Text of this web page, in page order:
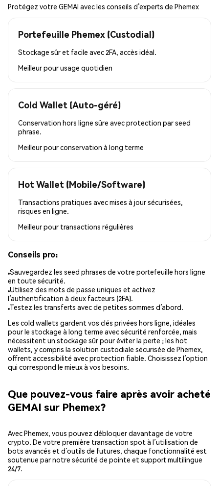
Protégez votre GEMAI avec les conseils d’experts de Phemex
Portefeuille Phemex (Custodial)
Stockage sûr et facile avec 2FA, accès idéal.
Meilleur pourusage quotidien
Cold Wallet (Auto-géré)
Conservation hors ligne sûre avec protection par seed
phrase.
Meilleur pourconservation à long terme
Hot Wallet (Mobile/Software)
Transactions pratiques avec mises à jour sécurisées,
risques en ligne.
Meilleur pour transactions régulières
Conseils pro:
Sauvegardez les seed phrases de votre portefeuille hors ligne
en toute sécurité.
Utilisez des mots de passe uniques et activez
l’authentification à deux facteurs (2FA).
Testez les transferts avec de petites sommes d’abord.
Les cold wallets gardent vos clés privées hors ligne, idéales
pour le stockage à long terme avec sécurité renforcée, mais
nécessitent un stockage sûr pour éviter la perte ; les hot
wallets, y compris la solution custodiale sécurisée de Phemex,
offrent accessibilité avec protection fiable. Choisissez l’option
qui correspond le mieux à vos besoins.
Que pouvez-vous faire après avoir acheté
GEMAI sur Phemex?
Avec Phemex, vous pouvez débloquer davantage de votre
crypto. De votre première transaction spot à l’utilisation de
bots avancés et d’outils de futures, chaque fonctionnalité est
soutenue par notre sécurité de pointe et support multilingue
24/7.